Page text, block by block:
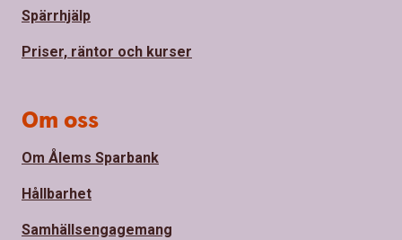
Spärrhjälp
Priser, räntor och kurser
Om oss
Om Ålems Sparbank
Hållbarhet
Samhällsengagemang